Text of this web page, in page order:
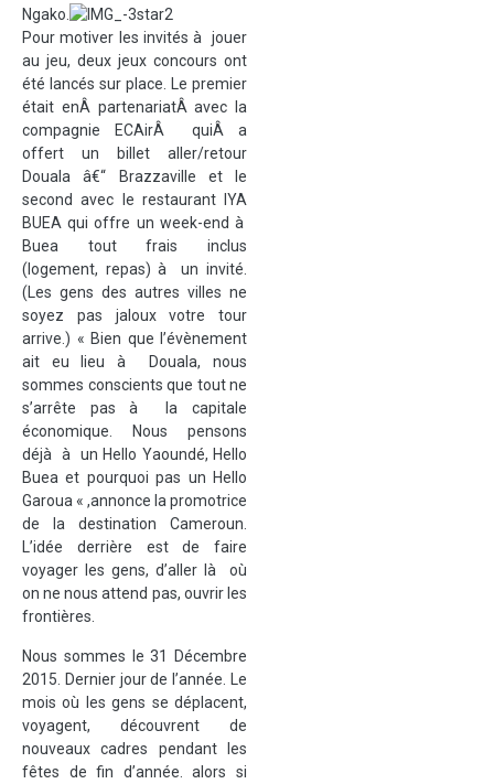
Ngako.
Pour motiver les invités à jouer
au jeu, deux jeux concours ont
été lancés sur place. Le premier
était enÂ partenariatÂ avec la
compagnie ECAirÂ quiÂ a
offert un billet aller/retour
Douala â€“ Brazzaville et le
second avec le restaurant IYA
BUEA qui offre un week-end à
Buea tout frais inclus
(logement, repas) à un invité.
(Les gens des autres villes ne
soyez pas jaloux votre tour
arrive.) « Bien que l’évènement
ait eu lieu à Douala, nous
sommes conscients que tout ne
s’arrête pas à la capitale
économique. Nous pensons
déjà à un Hello Yaoundé, Hello
Buea et pourquoi pas un Hello
Garoua « ,annonce la promotrice
de la destination Cameroun.
L’idée derrière est de faire
voyager les gens, d’aller là où
on ne nous attend pas, ouvrir les
frontières.
Nous sommes le 31 Décembre
2015. Dernier jour de l’année. Le
mois où les gens se déplacent,
voyagent, découvrent de
nouveaux cadres pendant les
fêtes de fin d’année. alors si